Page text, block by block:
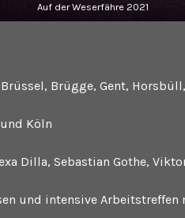
Auf der Weserfähre 2021
Brügge, Gent,
Köln
Dilla, Sebastian Gothe,
und intensive Arbeitstreffen